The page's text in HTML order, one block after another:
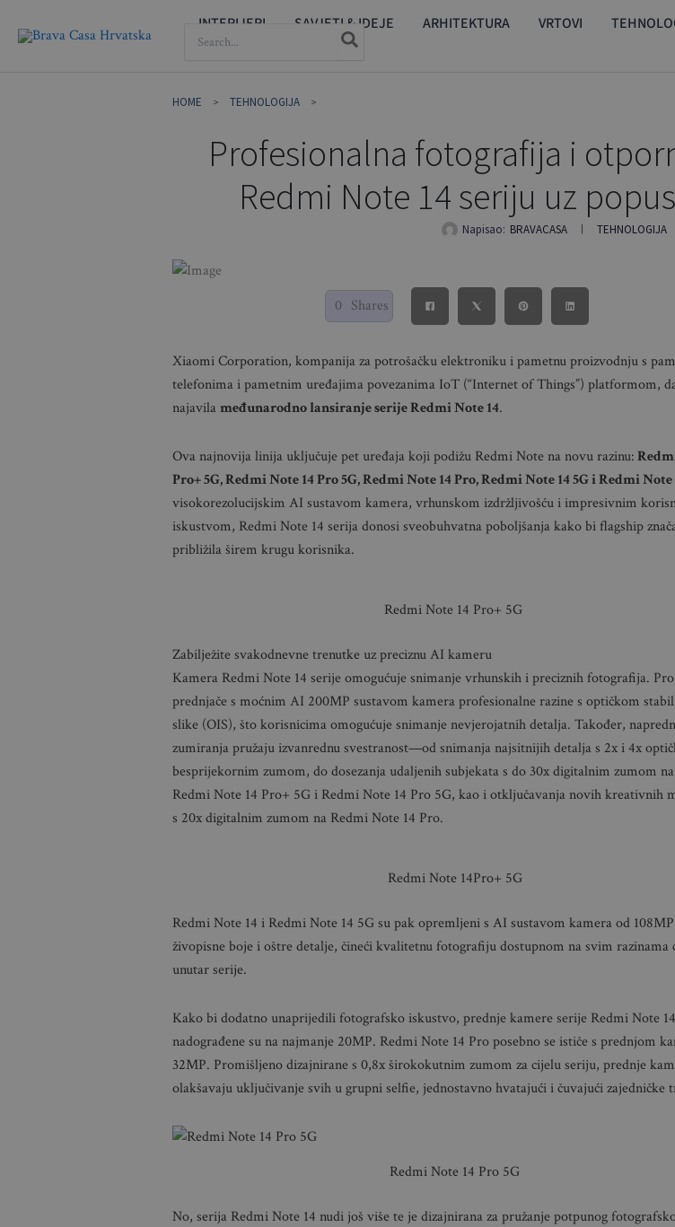
INTERIJERI SAVJETI & IDEJE ARHITEKTURA VRTOVI
FOR:
HOME TEHNOLOGIJA
Profesionalna fotografija i
Redmi Note 14 seriju uz
Napisao: BRAVACASA TEHNOLOGIJA
0 Shares
Xiaomi Corporation, kompanija za potrošačku elektroniku i pametnu proizvodnju s
telefonima i pametnim uređajima povezanima IoT (“Internet of Things”) platformom,
najavilameđunarodno lansiranje serije Redmi Note 14.
Ova najnovija linija uključuje pet uređaja koji podižu Redmi Note na novu razinu:
Pro+ 5G, Redmi Note 14 Pro 5G, Redmi Note 14 Pro, Redmi Note 14 5G i Redmi Note
visokorezolucijskim AI sustavom kamera, vrhunskom izdržljivošću i impresivnim
iskustvom, Redmi Note 14 serija donosi sveobuhvatna poboljšanja kako bi flagship
približila širem krugu korisnika.
Redmi Note 14 Pro+ 5G
Zabilježite svakodnevne trenutke uz preciznu AI kameru
Kamera Redmi Note 14 serije omogućuje snimanje vrhunskih i preciznih fotografija.
prednjače s moćnim AI 200MP sustavom kamera profesionalne razine s optičkom
slike (OIS), što korisnicima omogućuje snimanje nevjerojatnih detalja. Također,
zumiranja pružaju izvanrednu svestranost—od snimanja najsitnijih detalja s 2x i 4x
besprijekornim zumom, do dosezanja udaljenih subjekata s do 30x digitalnim zumom
Redmi Note 14 Pro+ 5G i Redmi Note 14 Pro 5G, kao i otključavanja novih kreativnih
s 20x digitalnim zumom na Redmi Note 14 Pro.
Redmi Note 14Pro+ 5G
Redmi Note 14 i Redmi Note 14 5G su pak opremljeni s AI sustavom kamera od
živopisne boje i oštre detalje, čineći kvalitetnu fotografiju dostupnom na svim razinama
unutar serije.
Kako bi dodatno unaprijedili fotografsko iskustvo, prednje kamere serije Redmi Note 14
nadograđene su na najmanje 20MP. Redmi Note 14 Pro posebno se ističe s prednjom
32MP. Promišljeno dizajnirane s 0,8x širokokutnim zumom za cijelu seriju, prednje
olakšavaju uključivanje svih u grupni selfie, jednostavno hvatajući i čuvajući zajedničke
Redmi Note 14 Pro 5G
No, serija Redmi Note 14 nudi još više te je dizajnirana za pružanje potpunog